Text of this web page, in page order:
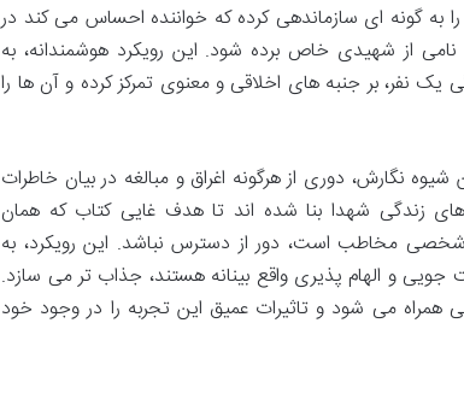
به گونه ای سازماندهی کرده که خواننده احساس می کند در
از شهیدی خاص برده شود. این رویکرد هوشمندانه، به
نفر، بر جنبه های اخلاقی و معنوی تمرکز کرده و آن ها را
شیوه نگارش، دوری از هرگونه اغراق و مبالغه در بیان خاطرات
زندگی شهدا بنا شده اند تا هدف غایی کتاب که همان
مخاطب است، دور از دسترس نباشد. این رویکرد، به
جویی و الهام پذیری واقع بینانه هستند، جذاب تر می سازد.
همراه می شود و تاثیرات عمیق این تجربه را در وجود خود